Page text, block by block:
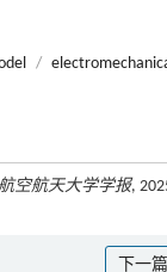
/
空航天大学学报,
下一篇